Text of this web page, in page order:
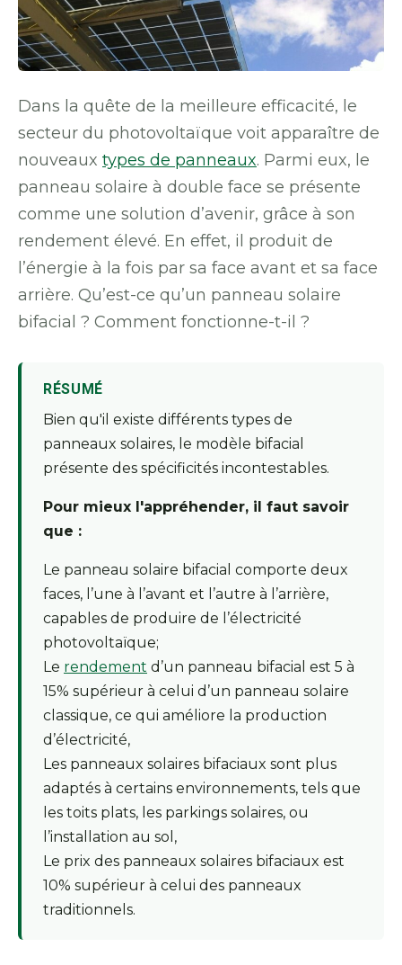
Dans la quête de la meilleure efficacité, le
secteur du photovoltaïque voit apparaître de
nouveaux types de panneaux. Parmi eux, le
panneau solaire à double face se présente
comme une solution d’avenir, grâce à son
rendement élevé. En effet, il produit de
l’énergie à la fois par sa face avant et sa face
arrière. Qu’est-ce qu’un panneau solaire
bifacial ? Comment fonctionne-t-il ?
RÉSUMÉ
Bien qu'il existe différents types de
panneaux solaires, le modèle bifacial
présente des spécificités incontestables.
Pour mieux l'appréhender, il faut savoir
que :
Le panneau solaire bifacial comporte deux
faces, l’une à l’avant et l’autre à l’arrière,
capables de produire de l’électricité
photovoltaïque;
Le rendement d’un panneau bifacial est 5 à
15% supérieur à celui d’un panneau solaire
classique, ce qui améliore la production
d’électricité,
Les panneaux solaires bifaciaux sont plus
adaptés à certains environnements, tels que
les toits plats, les parkings solaires, ou
l’installation au sol,
Le prix des panneaux solaires bifaciaux est
10% supérieur à celui des panneaux
traditionnels.